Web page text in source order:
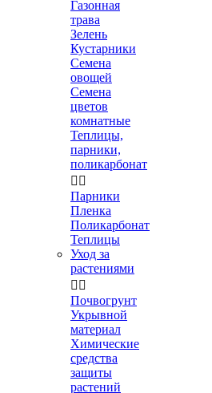
Газонная
трава
Зелень
Кустарники
Семена
овощей
Семена
цветов
комнатные
Теплицы,
парники,
поликарбонат
 
Парники
Пленка
Поликарбонат
Теплицы
Уход за
растениями
 
Почвогрунт
Укрывной
материал
Химические
средства
защиты
растений